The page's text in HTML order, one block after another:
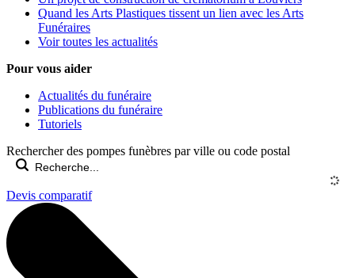
Quand les Arts Plastiques tissent un lien avec les Arts
Funéraires
Voir toutes les actualités
Pour vous aider
Actualités du funéraire
Publications du funéraire
Tutoriels
Rechercher des pompes funèbres par ville ou code postal
Devis comparatif